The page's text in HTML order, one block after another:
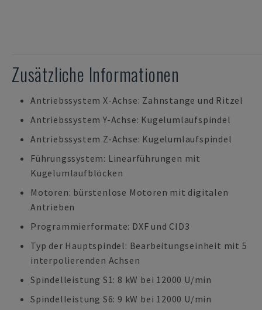
Zusätzliche Informationen
Antriebssystem X-Achse: Zahnstange und Ritzel
Antriebssystem Y-Achse: Kugelumlaufspindel
Antriebssystem Z-Achse: Kugelumlaufspindel
Führungssystem: Linearführungen mit
Kugelumlaufblöcken
Motoren: bürstenlose Motoren mit digitalen
Antrieben
Programmierformate: DXF und CID3
Typ der Hauptspindel: Bearbeitungseinheit mit 5
interpolierenden Achsen
Spindelleistung S1: 8 kW bei 12000 U/min
Spindelleistung S6: 9 kW bei 12000 U/min